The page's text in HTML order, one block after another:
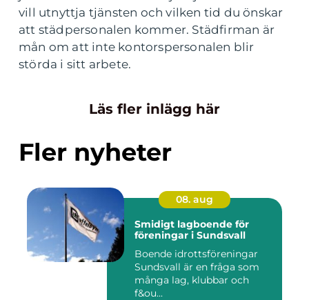
vill utnyttja tjänsten och vilken tid du önskar
att städpersonalen kommer. Städfirman är
mån om att inte kontorspersonalen blir
störda i sitt arbete.
Läs fler inlägg här
Fler nyheter
08. aug
Smidigt lagboende för
föreningar i Sundsvall
Boende idrottsföreningar
Sundsvall är en fråga som
många lag, klubbar och
f&ou...